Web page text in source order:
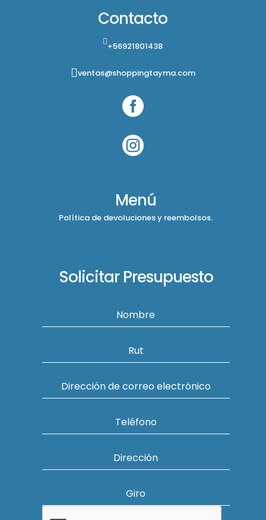
Contacto
+56921801438
ventas@shoppingtayma.com


Menú
Política de devoluciones y reembolsos.
Solicitar Presupuesto
Nombre
Rut
Dirección de correo electrónico
Teléfono
Dirección
Giro